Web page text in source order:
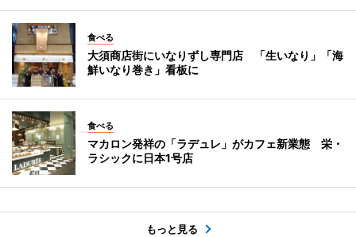
食べる
大須商店街にいなりずし専門店 「生いなり」「海
鮮いなり巻き」看板に
食べる
マカロン発祥の「ラデュレ」がカフェ新業態 栄・
ラシックに日本1号店
もっと見る